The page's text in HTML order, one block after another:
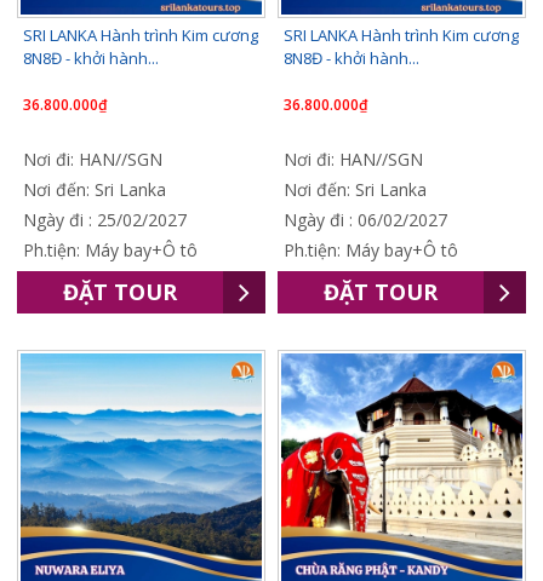
SRI LANKA Hành trình Kim cương
8N8Đ - khởi hành...
36.800.000₫
Nơi đi: HAN//SGN
Nơi đến: Sri Lanka
Ngày đi : 25/02/2027
Ph.tiện: Máy bay+Ô tô
ĐẶT TOUR
SRI LANKA Hành trình Kim cương
8N8Đ - khởi hành...
36.800.000₫
Nơi đi: HAN//SGN
Nơi đến: Sri Lanka
Ngày đi : 06/02/2027
Ph.tiện: Máy bay+Ô tô
ĐẶT TOUR